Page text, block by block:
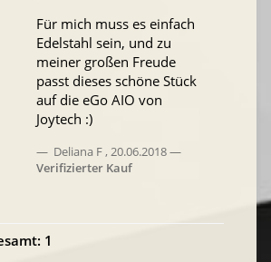
Für mich muss es einfach
Edelstahl sein, und zu
meiner großen Freude
passt dieses schöne Stück
auf die eGo AIO von
Joytech :)
Deliana F, 20.06.2018
Verifizierter Kauf
1